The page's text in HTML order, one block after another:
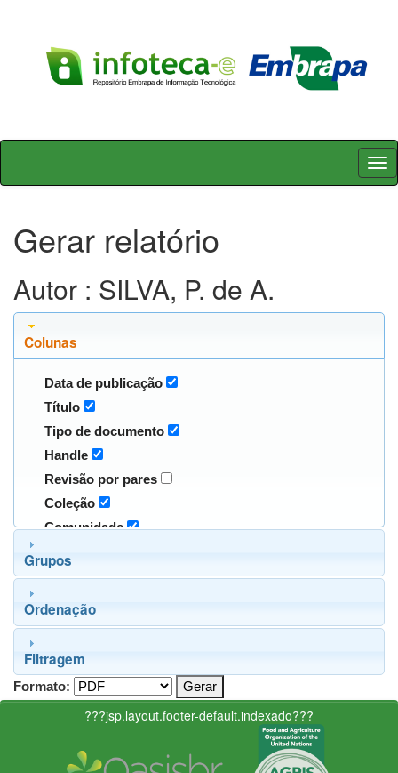
Skip
Gerar relatório
Autor : SILVA, P. de A.
Colunas
Data de publicação
Título
Tipo de documento
Handle
Revisão por pares
Coleção
Comunidade
Grupos
Ordenação
Filtragem
Formato:
???jsp.layout.footer-default.indexado???